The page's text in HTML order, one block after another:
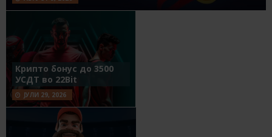
Крипто бонус до 3500
УСДТ во 22Bit
ЈУЛИ 29, 2026